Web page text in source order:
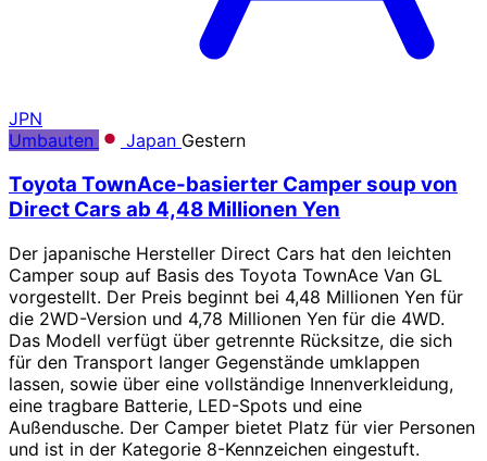
JPN
Umbauten
Japan Gestern
Toyota TownAce-basierter Camper soup von
Direct Cars ab 4,48 Millionen Yen
Der japanische Hersteller Direct Cars hat den leichten
Camper soup auf Basis des Toyota TownAce Van GL
vorgestellt. Der Preis beginnt bei 4,48 Millionen Yen für
die 2WD-Version und 4,78 Millionen Yen für die 4WD.
Das Modell verfügt über getrennte Rücksitze, die sich
für den Transport langer Gegenstände umklappen
lassen, sowie über eine vollständige Innenverkleidung,
eine tragbare Batterie, LED-Spots und eine
Außendusche. Der Camper bietet Platz für vier Personen
und ist in der Kategorie 8-Kennzeichen eingestuft.